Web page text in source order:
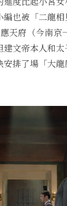
也被「二龍
天府（今南
文帝本人和
排了場「大